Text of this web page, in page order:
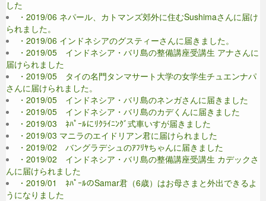
した
・2019/06 ネパール、カトマンズ郊外に住むSushimaさんに届け
られました。
・2019/06 インドネシアのグスティーさんに届きました。
・2019/05 インドネシア・バリ島の整備講座受講生 アナさんに
届けられました
・2019/05 タイの名門タンマサート大学の女学生チュエンナパ
さんに届けられました。
・2019/05 インドネシア・バリ島のネンガさんに届きました
・2019/05 インドネシア・バリ島のカデくんに届きました
・2019/03 ﾈﾊﾟｰﾙにﾘｸﾗｲﾆﾝｸﾞ式車いすが届きました
・2019/03 マニラのエイドリアン君に届けられました
・2019/02 バングラデシュのｱﾌﾘﾔちゃんに届きました
・2019/02 インドネシア・バリ島の整備講座受講生 カデックさ
んに届けられました
・2019/01 ﾈﾊﾟｰﾙのSamar君（6歳）はお母さまと外出できるよ
うになりました